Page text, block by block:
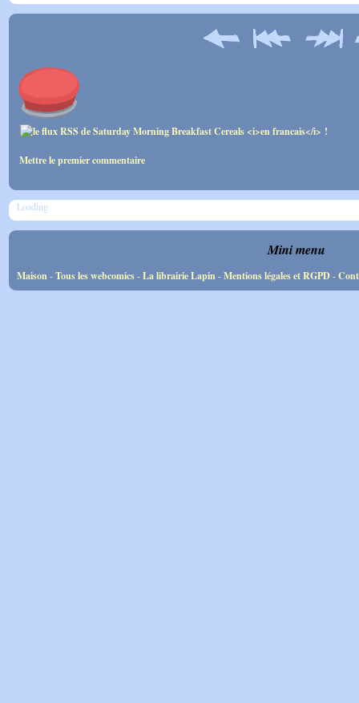
Mettre le premier commentaire
Loading
Mini menu
Maison-Tous les webcomics-La librairie Lapin-Mentions légales et RGPD-